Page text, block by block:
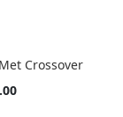
Crossover